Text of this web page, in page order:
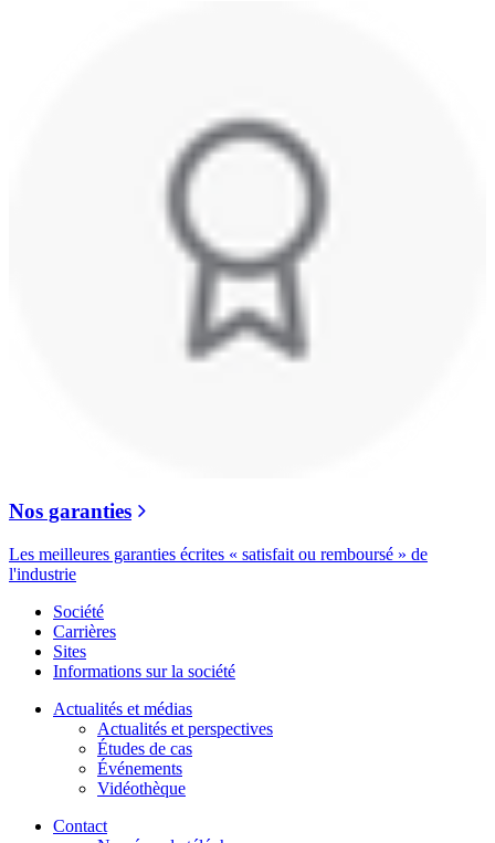
Nos garanties
Les meilleures garanties écrites « satisfait ou remboursé » de
l'industrie
Société
Carrières
Sites
Informations sur la société
Actualités et médias
Actualités et perspectives
Études de cas
Événements
Vidéothèque
Contact